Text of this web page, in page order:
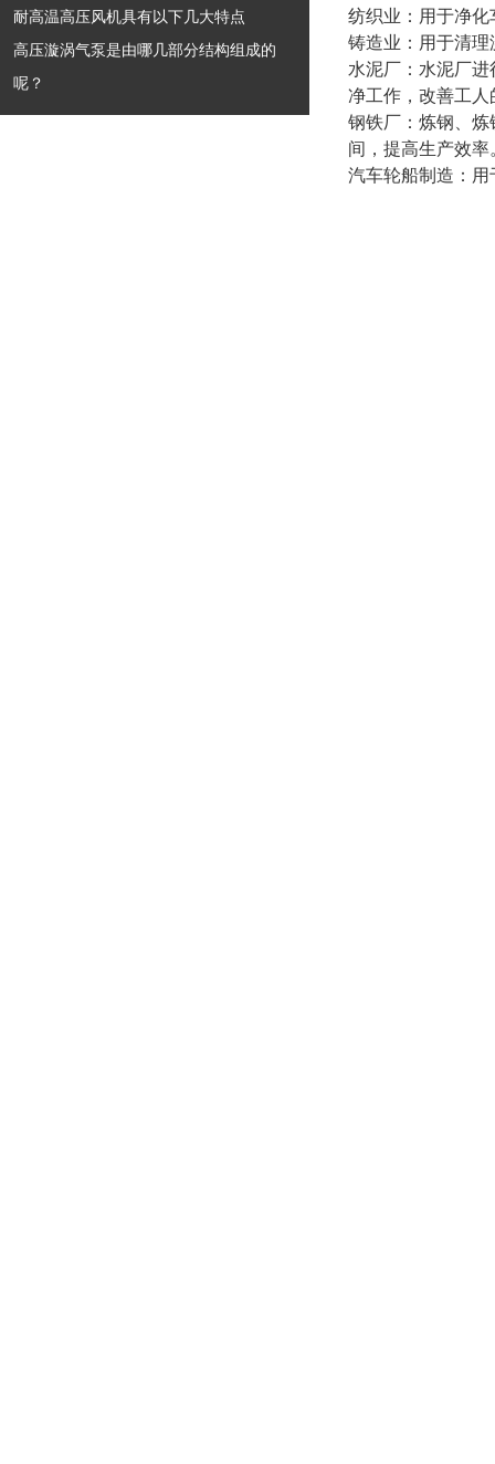
耐高温高压风机具有以下几大特点
高压漩涡气泵是由哪几部分结构组成的
呢？
纺织业：用于净
铸造业：用于清
水泥厂：水泥厂
净工作，改善工人
钢铁厂：炼钢、
间，提高生产效率
汽车轮船制造：